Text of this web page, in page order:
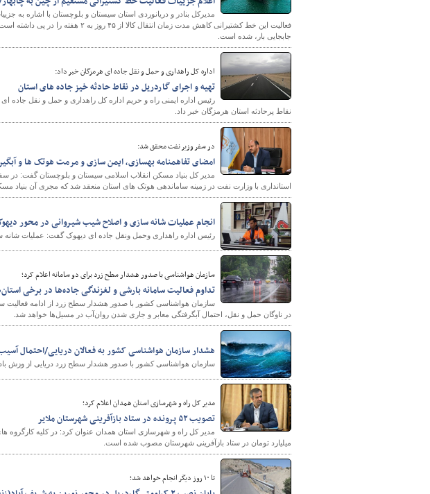
شهرسازی
مدیرکل بنادر و دریانوردی استان سیستان و بلوچستان با اشاره به
فعالیت این خط کشتیرانی کاهش مدت زمان
جابجایی بار، شده است.
اداره کل راهداری و حمل و نقل جاده ای هرمزگان خبر داد:
تهیه و اجرای گاردریل در نقاط حادثه خیز جاده های استان
نقاط پرحادثه استان هرمزگان خبر داد.
در سفر وزیر نفت محقق شد:
امضای تفاهمنامه بهسازی، ایمن سازی و مرمت هوتک ها و
مدیر کل بنیاد مسکن انقلاب اسلامی سیستان و بلوچستان گفت: در
استانداری با وزارت نفت در زمینه ساماندهی هوتک های استان منعقد شد که مجری آن بنیاد
انجام عملیات شانه سازی و اصلاح شیب شیروانی در محور
رئیس اداره راهداری وحمل ونقل جاده ای دیهوک گفت: عملیات
سازمان هواشناسی با صدور هشدار سطح زرد برای دو سامانه اعلام کرد؛
تداوم فعالیت سامانه بارشی و لغزندگی جاده‌ها در برخی
سازمان هواشناسی کشور با صدور هشدار سطح زرد از ادامه فعالیت
در ناوگان حمل و نقل، احتمال آبگرفتگی معابر و جاری شدن روان‌آب در مسیل‌ها خواهد شد.
هشدار سازمان هواشناسی کشور به فعالان دریایی/احتمال
سازمان هواشناسی کشور با صدور هشدار سطح زرد دریایی از وزش باد
مدیر کل راه و شهرسازی استان همدان اعلام کرد؛
تصویب ۵۲ پرونده در ستاد بازآفرینی شهرستان ملایر
میلیارد تومان در ستاد بازآفرینی شهرستان مصوب شده است.
تا ۱۰ روز دیگر انجام خواهد شد؛